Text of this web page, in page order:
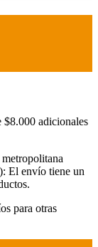
$8.000 adicionales
El envío tiene un
para otras